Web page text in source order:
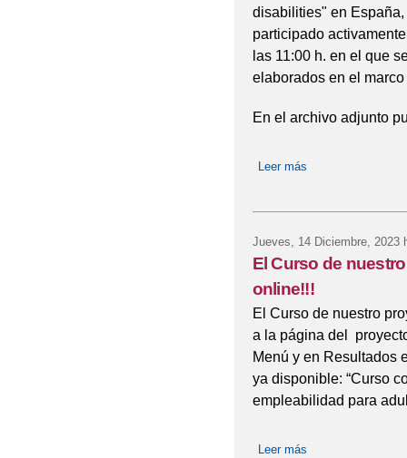
disabilities" en
participado
las 11:00 h. en el que
elaborados en el
En el archivo adjunto
Leer más
Jueves, 14 Diciembre, 2023
El Curso de
online!!!
El Curso de nuestro
a la página del
Menú y en Resultados
ya disponible: “Curso
empleabilidad para
Leer más